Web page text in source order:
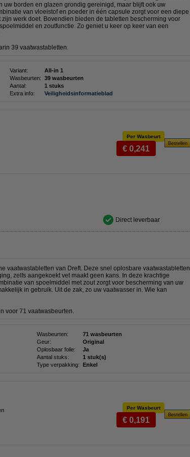
uw borden en glazen grondig gereinigd, maar blijft ook uw
van vloeistof en poeder in één capsule zorgt voor een diepe
werk doet. Bovendien bieden de tabletten bescherming voor
en zoutfunctie. Zo geniet u keer op keer van een
39 vaatwastabletten.
Variant:
All-in 1
Wasbeurten: 39 wasbeurten
Aantal:
1 stuks
Extra info: Veiligheidsinformatieblad
Per Wasbeurt
€ 0,241
Direct leverbaar
vaatwastabletten van Dreft. Deze snel oplosbare vaatwastabletten
zelfs aangekoekt vet maakt geen kans. In deze krachtige
van spoelmiddel met zout zorgt voor bescherming van uw
in gebruik. Uit de zak, zo uw vaatwasser in. Wie kan
voor 71 vaatwasbeurten.
Wasbeurten:
71 wasbeurten
Geur:
Original
Oplosbaar folie:
Ja
Aantal stuks:
1 stuk(s)
Type verpakking: Enkel
Per Wasbeurt
€ 0,191